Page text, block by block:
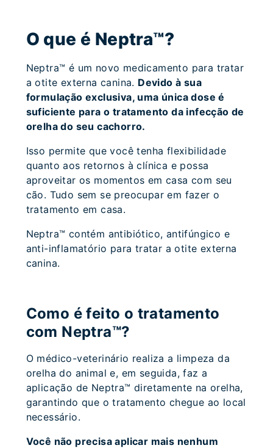
O que é Neptra™?
Neptra™ é um novo medicamento para tratar
a otite externa canina. Devido à sua
formulação exclusiva, uma única dose é
suficiente para o tratamento da infecção de
orelha do seu cachorro.
Isso permite que você tenha flexibilidade
quanto aos retornos à clínica e possa
aproveitar os momentos em casa com seu
cão. Tudo sem se preocupar em fazer o
tratamento em casa.
Neptra™ contém antibiótico, antifúngico e
anti-inflamatório para tratar a otite externa
canina.
Como é feito o tratamento
com Neptra™?
O médico-veterinário realiza a limpeza da
orelha do animal e, em seguida, faz a
aplicação de Neptra™ diretamente na orelha,
garantindo que o tratamento chegue ao local
necessário.
Você não precisa aplicar mais nenhum